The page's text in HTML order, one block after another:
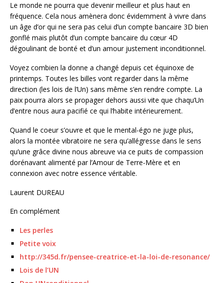
Le monde ne pourra que devenir meilleur et plus haut en
fréquence. Cela nous amènera donc évidemment à vivre dans
un âge d’or qui ne sera pas celui d’un compte bancaire 3D bien
gonflé mais plutôt d’un compte bancaire du cœur 4D
dégoulinant de bonté et d’un amour justement inconditionnel.
Voyez combien la donne a changé depuis cet équinoxe de
printemps. Toutes les billes vont regarder dans la même
direction (les lois de l’Un) sans même s’en rendre compte. La
paix pourra alors se propager dehors aussi vite que chaqu’Un
d’entre nous aura pacifié ce qui l’habite intérieurement.
Quand le coeur s’ouvre et que le mental-égo ne juge plus,
alors la montée vibratoire ne sera qu’allégresse dans le sens
qu’une grâce divine nous abreuve via ce puits de compassion
dorénavant alimenté par l’Amour de Terre-Mère et en
connexion avec notre essence véritable.
Laurent DUREAU
En complément
Les perles
Petite voix
http://345d.fr/pensee-creatrice-et-la-loi-de-resonance/
Lois de l’UN